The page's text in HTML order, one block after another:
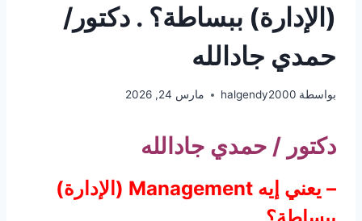
(الإدارة) ببساطة؟ . دكتور/
حمدي جادالله
بواسطة halgendy2000 مارس 24, 2026
دكتور / حمدي جادالله
– يعني إيه Management (الإدارة)